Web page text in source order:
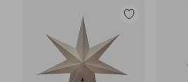
Legg
til